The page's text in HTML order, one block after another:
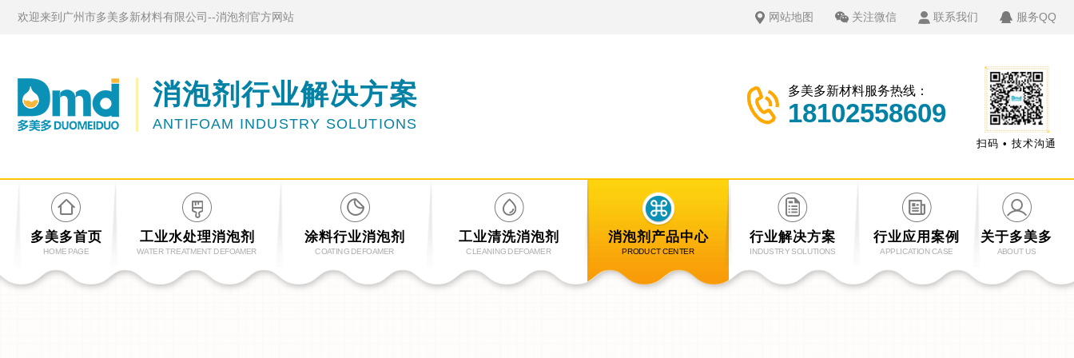
欢迎来到广州市多美多新材料有限公司--消泡剂官方网站 网站地图 关注微信 联系我们 服务QQ
消泡剂行业解决方案
ANTIFOAM INDUSTRY SOLUTIONS
多美多新材料服务热线：
18102558609
扫码 • 技术沟通
多美多首页
HOME PAGE
工业水处理消泡剂
WATER TREATMENT DEFOAMER
涂料行业消泡剂
COATING DEFOAMER
工业清洗消泡剂
CLEANING DEFOAMER
消泡剂产品中心
PRODUCT CENTER
行业解决方案
INDUSTRY SOLUTIONS
行业应用案例
APPLICATION CASE
关于多美多
ABOUT US